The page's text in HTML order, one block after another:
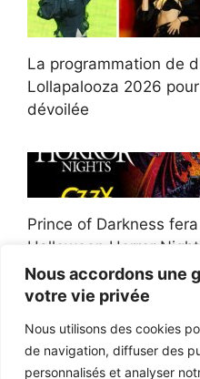
Nous accordons une
votre vie privée
Nous utilisons des cookies
de navigation, diffuser des
personnalisés et analyser
La programmation de
Lollapalooza 2026
dévoilée
Prince of Darkness
Halloween Horror
Afroman poursuit un